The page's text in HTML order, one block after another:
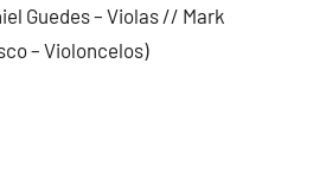
Guedes – Violas // Mark
– Violoncelos)